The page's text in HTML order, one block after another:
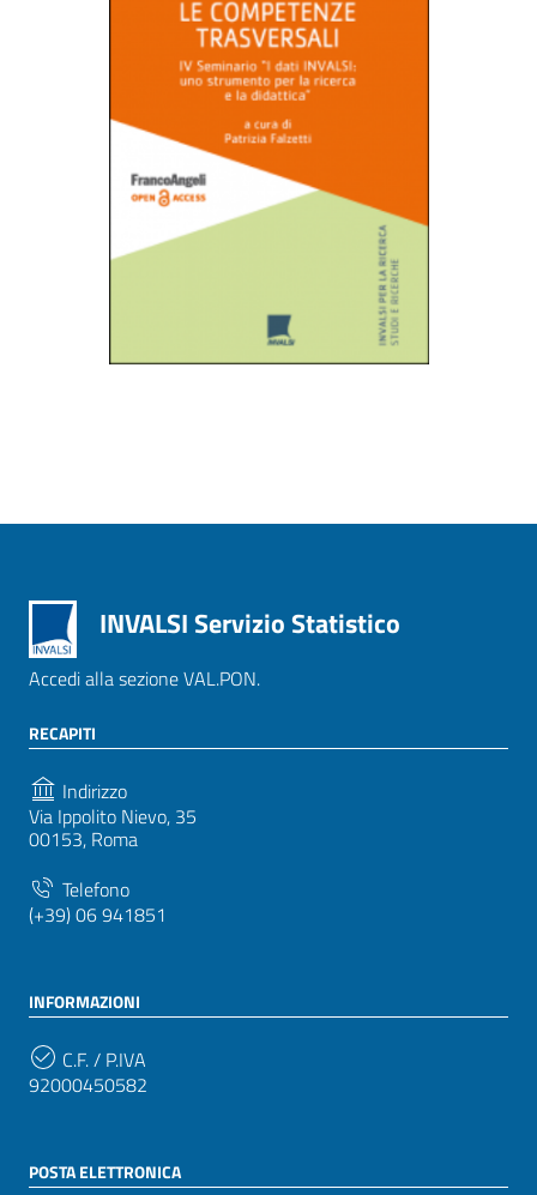
INVALSI Servizio Statistico
Accedi alla sezione VAL.PON.
RECAPITI
Indirizzo
Via Ippolito Nievo, 35
00153, Roma
Telefono
(+39) 06 941851
INFORMAZIONI
C.F. / P.IVA
92000450582
POSTA ELETTRONICA